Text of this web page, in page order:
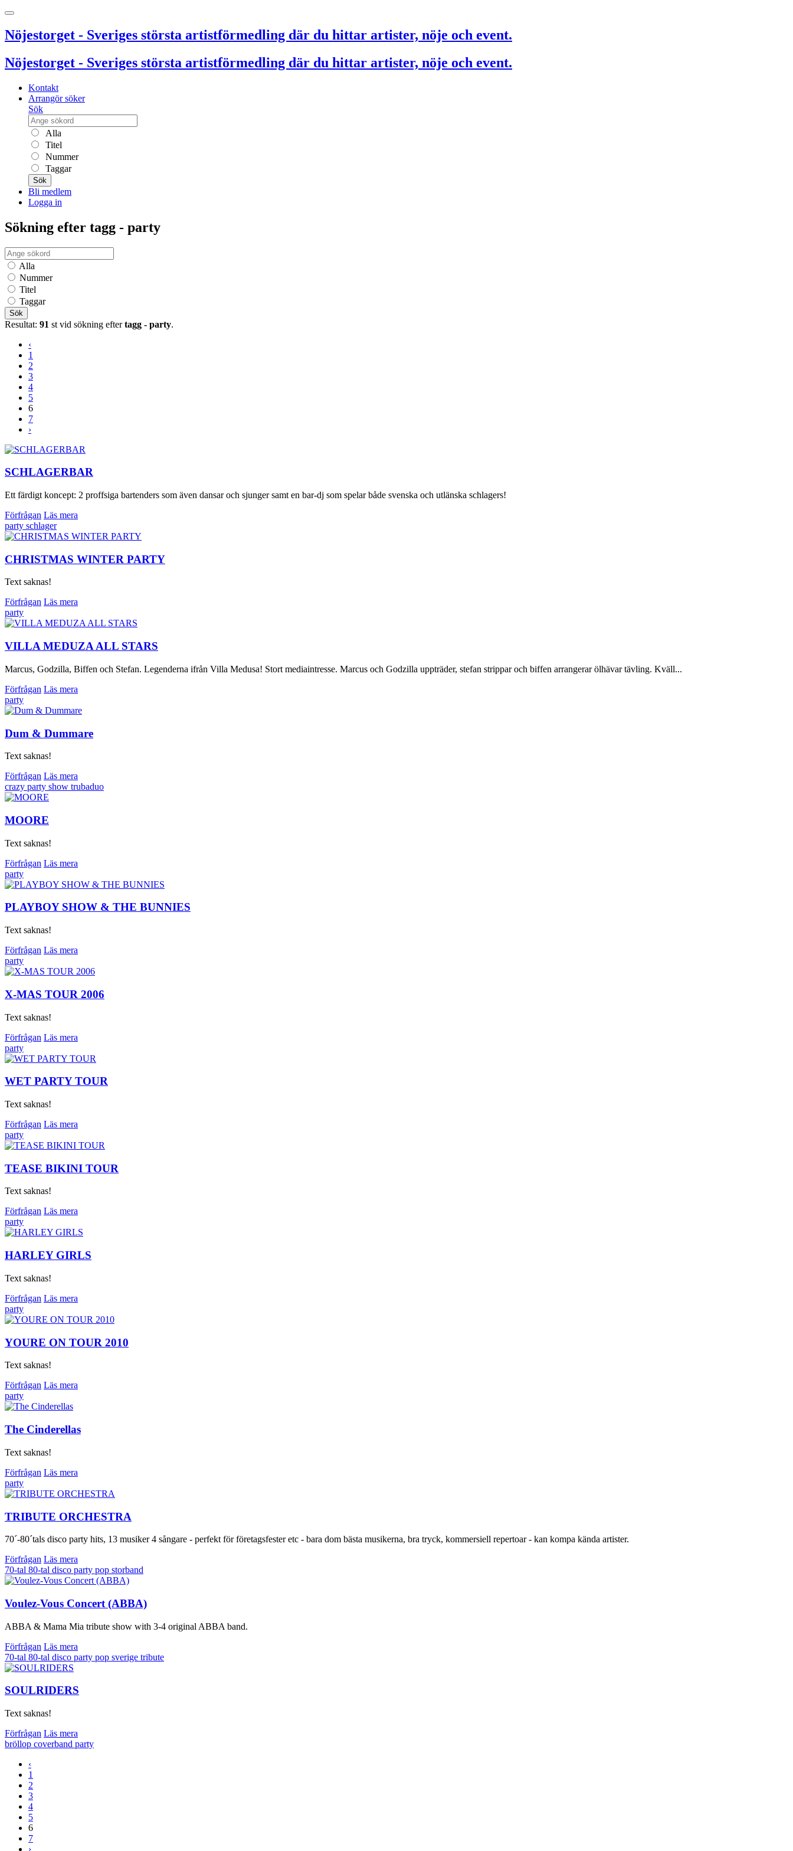
Nöjestorget - Sveriges största artistförmedling där du hittar artister, nöje och event.
Nöjestorget - Sveriges största artistförmedling där du hittar artister, nöje och event.
Kontakt
Arrangör söker
Sök
Alla
Titel
Nummer
Taggar
Sök
Bli medlem
Logga in
Sökning efter tagg - party
Alla
Nummer
Titel
Taggar
Sök
Resultat: 91 st vid sökning eftertagg - party.
‹
1
2
3
4
5
6
7
›
SCHLAGERBAR
Ett färdigt koncept: 2 proffsiga bartenders som även dansar och sjunger samt en bar-dj som spelar både svenska och utlänska schlagers!
Förfrågan Läs mera
party schlager
CHRISTMAS WINTER PARTY
Text saknas!
Förfrågan Läs mera
party
VILLA MEDUZA ALL STARS
Marcus, Godzilla, Biffen och Stefan. Legenderna ifrån Villa Medusa! Stort mediaintresse. Marcus och Godzilla uppträder, stefan strippar och biffen arrangerar ölhävar tävling. Kväll...
Förfrågan Läs mera
party
Dum & Dummare
Text saknas!
Förfrågan Läs mera
crazy party show trubaduo
MOORE
Text saknas!
Förfrågan Läs mera
party
PLAYBOY SHOW & THE BUNNIES
Text saknas!
Förfrågan Läs mera
party
X-MAS TOUR 2006
Text saknas!
Förfrågan Läs mera
party
WET PARTY TOUR
Text saknas!
Förfrågan Läs mera
party
TEASE BIKINI TOUR
Text saknas!
Förfrågan Läs mera
party
HARLEY GIRLS
Text saknas!
Förfrågan Läs mera
party
YOURE ON TOUR 2010
Text saknas!
Förfrågan Läs mera
party
The Cinderellas
Text saknas!
Förfrågan Läs mera
party
TRIBUTE ORCHESTRA
70´-80´tals disco party hits, 13 musiker 4 sångare - perfekt för företagsfester etc - bara dom bästa musikerna, bra tryck, kommersiell repertoar - kan kompa kända artister.
Förfrågan Läs mera
70-tal 80-tal disco party pop storband
Voulez-Vous Concert (ABBA)
ABBA & Mama Mia tribute show with 3-4 original ABBA band.
Förfrågan Läs mera
70-tal 80-tal disco party pop sverige tribute
SOULRIDERS
Text saknas!
Förfrågan Läs mera
bröllop coverband party
‹
1
2
3
4
5
6
7
›